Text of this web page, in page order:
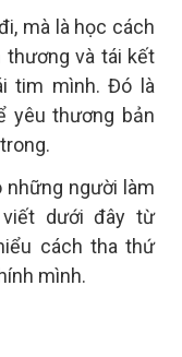
mà là học cách
thương và tái kết
tim mình. Đó là
yêu thương bản
những người làm
dưới đây từ
cách tha thứ
mình.